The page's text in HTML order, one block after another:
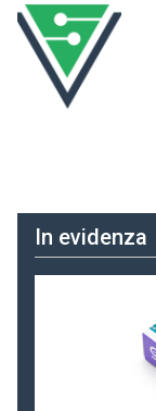
In evidenza